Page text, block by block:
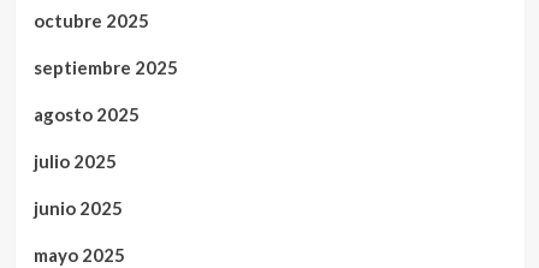
octubre 2025
septiembre 2025
agosto 2025
julio 2025
junio 2025
mayo 2025